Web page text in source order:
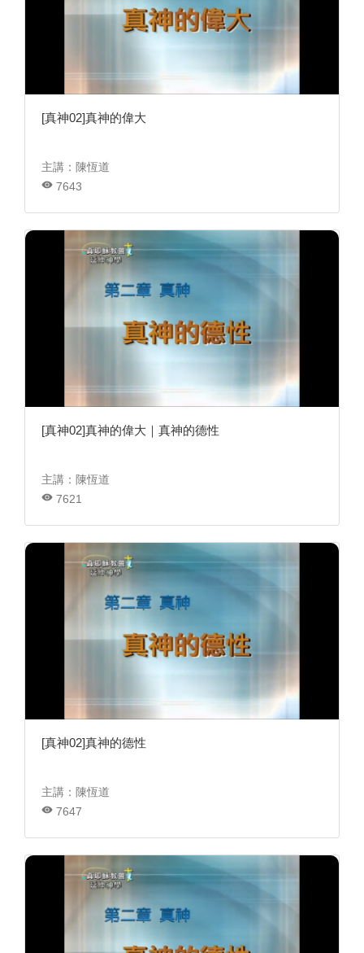
[真神02]真神的偉大
主講：陳恆道
7643
[真神02]真神的偉大｜真神的德性
主講：陳恆道
7621
[真神02]真神的德性
主講：陳恆道
7647